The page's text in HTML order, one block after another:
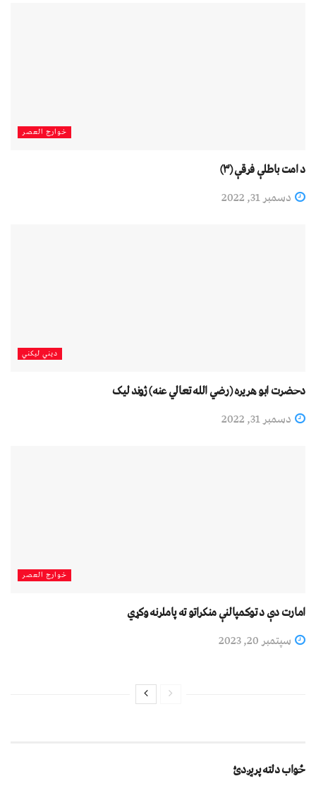
خوارج العصر
د امت باطلې فرقې (۳)
دسمبر 31, 2022
دیني لیکني
دحضرت ابو هريره (رضي الله تعالي عنه) ژوند لیک
دسمبر 31, 2022
خوارج العصر
امارت دې د توکمپالنې منکراتو ته پاملرنه وکړي
سپتمبر 20, 2023
ځواب دلته پرېږدئ